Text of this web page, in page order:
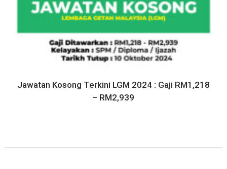
Jawatan Kosong Terkini LGM 2024 : Gaji RM1,218
– RM2,939